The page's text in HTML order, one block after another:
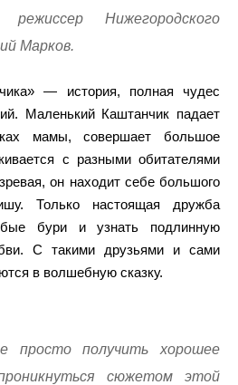
Нижегородского
Марков.
— история, полная чудес
Маленький Каштанчик падает
мамы, совершает большое
с разными обитателями
он находит себе большого
Только настоящая дружба
бури и узнать подлинную
С такими друзьями и сами
в волшебную сказку.
просто получить хорошее
сюжетом этой